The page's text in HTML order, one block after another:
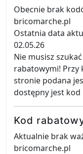
Obecnie brak
bricomarche.pl
Ostatnia data
02.05.26
Nie musisz
rabatowymi! Przy
stronie podana
dostępny jest kod
Kod
Aktualnie brak
bricomarche.pl